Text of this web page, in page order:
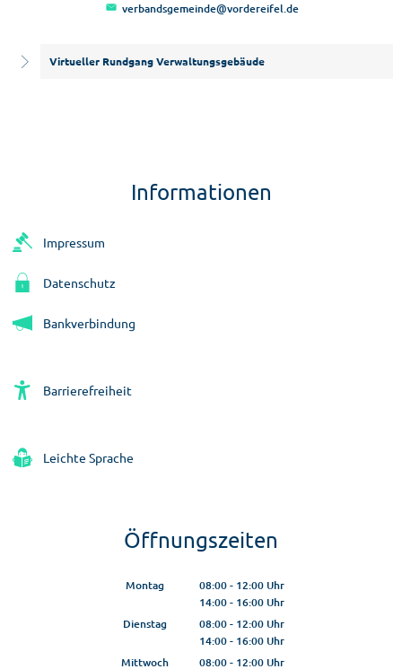
verbandsgemeinde@vordereifel.de
Virtueller Rundgang Verwaltungsgebäude
Informationen
Impressum
Datenschutz
Bankverbindung
Barrierefreiheit
Leichte Sprache
Öffnungszeiten
Montag 08:00- 12:00Uhr
Von 08:00 bis 12:00 Uhr
14:00- 16:00Uhr
Von 14:00 bis 16:00 Uhr
Dienstag 08:00- 12:00Uhr
Von 08:00 bis 12:00 Uhr
14:00- 16:00Uhr
Von 14:00 bis 16:00 Uhr
Mittwoch 08:00- 12:00Uhr